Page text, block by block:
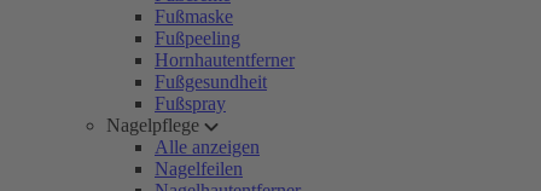
Fußmaske
Fußpeeling
Hornhautentferner
Fußgesundheit
Fußspray
Nagelpflege
Alle anzeigen
Nagelfeilen